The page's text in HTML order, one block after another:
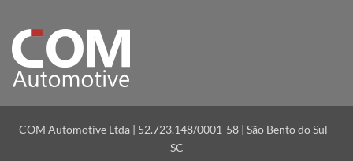
COM Automotive Ltda | 52.723.148/0001-58 | São Bento do Sul -
SC